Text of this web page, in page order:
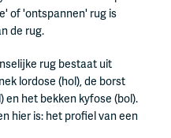
of 'ontspannen' rug is
de rug.
rug bestaat uit
lordose (hol), de borst
en het bekken kyfose (bol).
hier is: het profiel van een